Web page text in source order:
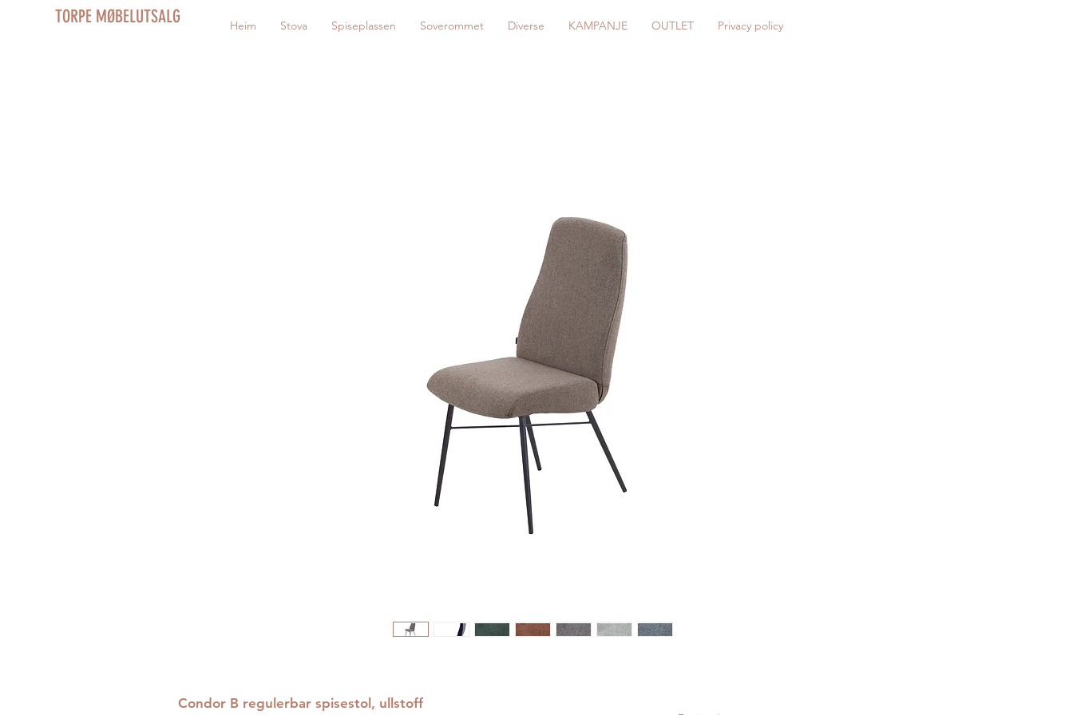
TORPE MØBELUTSALG Heim Stova Spiseplassen Soverommet Diverse KAMPANJE OUTLET Privacy policy
Condor B regulerbar spisestol, ullstoff